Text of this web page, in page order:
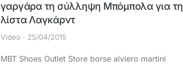
γαργάρα τη σύλληψη Μπόμπολα για τη
λίστα Λαγκάρντ
Video 25/04/2015
MBT Shoes Outlet Store borse alviero martini